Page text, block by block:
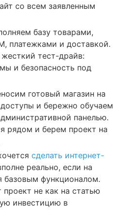
со всем заявленным
базу товарами,
платежками и доставкой.
тест-драйв:
и безопасность под
готовый магазин на
и бережно обучаем
панелью.
рядом и берем проект на
сделать интернет-
реально, если на
базовым функционалом.
не как на статью
инвестицию в